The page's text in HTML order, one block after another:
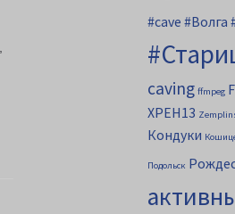
#cave #Волга
caving ffmpeg
XPEH13
Кондуки
Подольск